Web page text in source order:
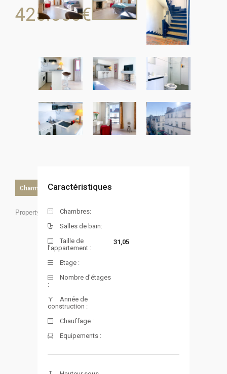
425.000€
Charme
Property ID:
Caractéristiques
Chambres:
Salles de bain:
Taille de
l'appartement :
31,05
Etage :
Nombre d'étages
:
Année de
construction :
Chauffage :
Equipements :